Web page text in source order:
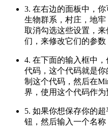
3. 在右边的面板中，
生物群系，村庄，地
取消勾选这些设置，
们，来修改它们的参数
4. 在下面的输入框中
代码，这个代码就是
制这个代码，然后在
界，使用这个代码作为
5. 如果你想保存你的
钮，然后输入一个名